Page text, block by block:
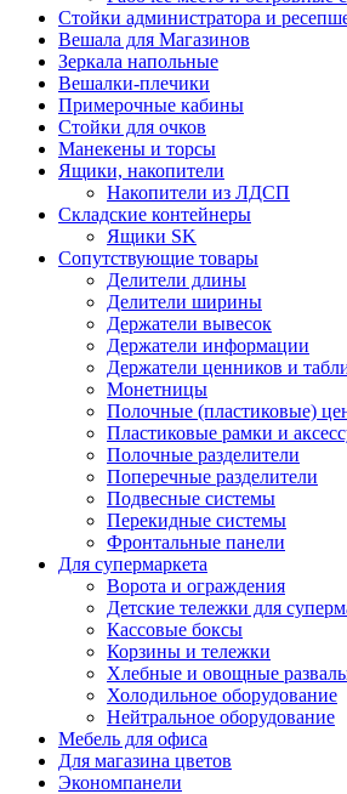
Стойки администратора и
Вешала для Магазинов
Зеркала напольные
Вешалки-плечики
Примерочные кабины
Стойки для очков
Манекены и торсы
Ящики, накопители
Накопители из ЛДСП
Складские контейнеры
Ящики SK
Сопутствующие товары
Делители длины
Делители ширины
Держатели вывесок
Держатели информации
Держатели ценников и
Монетницы
Полочные (пластиковые)
Пластиковые рамки и
Полочные разделители
Поперечные разделители
Подвесные системы
Перекидные системы
Фронтальные панели
Для супермаркета
Ворота и ограждения
Детские тележки для
Кассовые боксы
Корзины и тележки
Хлебные и овощные
Холодильное оборудование
Нейтральное оборудование
Мебель для офиса
Для магазина цветов
Экономпанели